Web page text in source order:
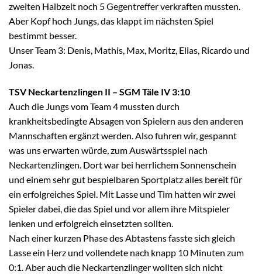
zweiten Halbzeit noch 5 Gegentreffer verkraften mussten.
Aber Kopf hoch Jungs, das klappt im nächsten Spiel
bestimmt besser.
Unser Team 3: Denis, Mathis, Max, Moritz, Elias, Ricardo und
Jonas.
TSV Neckartenzlingen II – SGM Täle IV 3:10
Auch die Jungs vom Team 4 mussten durch
krankheitsbedingte Absagen von Spielern aus den anderen
Mannschaften ergänzt werden. Also fuhren wir, gespannt
was uns erwarten würde, zum Auswärtsspiel nach
Neckartenzlingen. Dort war bei herrlichem Sonnenschein
und einem sehr gut bespielbaren Sportplatz alles bereit für
ein erfolgreiches Spiel. Mit Lasse und Tim hatten wir zwei
Spieler dabei, die das Spiel und vor allem ihre Mitspieler
lenken und erfolgreich einsetzten sollten.
Nach einer kurzen Phase des Abtastens fasste sich gleich
Lasse ein Herz und vollendete nach knapp 10 Minuten zum
0:1. Aber auch die Neckartenzlinger wollten sich nicht